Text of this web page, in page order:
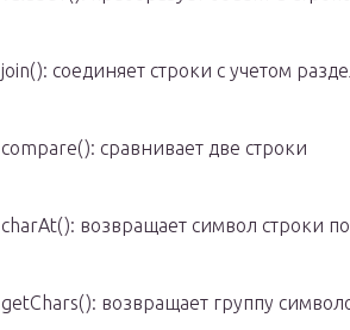
join(): соединяет строки с учетом
сompare(): сравнивает две строки
charAt(): возвращает символ строки
getChars(): возвращает группу